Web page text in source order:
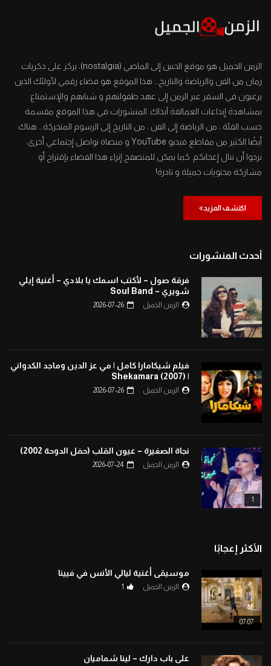
الزمن الجميل هو موقع الحنين إلى الماضي (nostalgia)، يركز على ذكريات
زمان من الفن والرياضة والتاريخ… هذا الموقع هو فضاء رقمي لأولئك الذين
يرغبون في السفر عبر الزمن إلى عهد طفولتهم و شبابهم والإستمتاع
بمشاهدة إبداعات العمالقة آنذاك. المنشورات في هذا الموقع مقسمة
حسب الفئة ، من الرياضة إلى الفن ، من التاريخ إلى الرسوم المتحركة… هناك
أيضًا الكثير من مقاطع فيديو YouTube و منصاة تواصل إجتماعي أخرى،
نرجوا أن تنال إعجابكم. كما يمكن للمتصفح إثراء هذا الفضاء بإقتراح أو
مشاركة محتويات جميلة و نادرة!
اكتشف المزيد
أحدث المنشورات
فرقة صول – لأكتب اسمك يا بلادي – أغنية إيلي
شويري – Soul Band
الزمن الجميل 2026-07-26
فيلم شيكامارا كامل | مي عز الدين وماجد الكدواني
| Shekamara (2007)
الزمن الجميل 2026-07-26
1
نجاة الصغيرة – عيون القلب (حفل الدوحة 2002)
الزمن الجميل 2026-07-24
الأكثر إعجابًا
07:07
موسيقى أغنية ليالي الأنس في فيينا
الزمن الجميل 1
على باب دارك – لينا شماميان